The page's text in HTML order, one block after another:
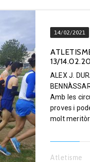
14/02/2021
13/
ALEX J.
Amb les
proves i
molt
Atletisme